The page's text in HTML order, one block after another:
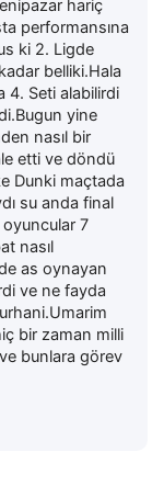
hariç
performansına
ki 2. Ligde
belliki.Hala
4. Seti alabilirdi
yine
nasıl bir
etti ve döndü
Dunki maçtada
su anda final
7
nasıl
as oynayan
ve ne fayda
bir zaman milli
bunlara görev